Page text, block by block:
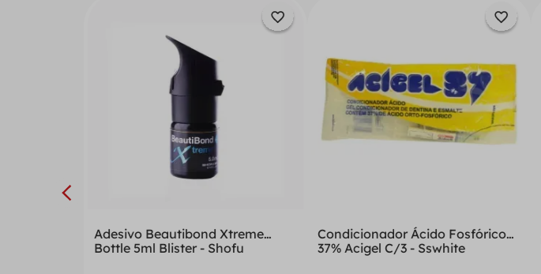
Adesivo Beautibond Xtreme
Bottle 5ml Blister - Shofu
Condicionador Ácido Fosfórico
37% Acigel C/3 - Sswhite